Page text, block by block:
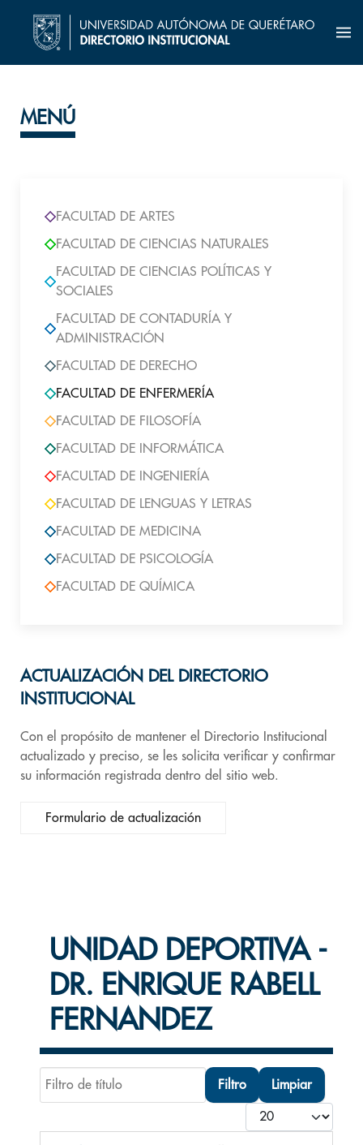
MENÚ
FACULTAD DE ARTES
FACULTAD DE CIENCIAS NATURALES
FACULTAD DE CIENCIAS POLÍTICAS Y
SOCIALES
FACULTAD DE CONTADURÍA Y
ADMINISTRACIÓN
FACULTAD DE DERECHO
FACULTAD DE ENFERMERÍA
FACULTAD DE FILOSOFÍA
FACULTAD DE INFORMÁTICA
FACULTAD DE INGENIERÍA
FACULTAD DE LENGUAS Y LETRAS
FACULTAD DE MEDICINA
FACULTAD DE PSICOLOGÍA
FACULTAD DE QUÍMICA
ACTUALIZACIÓN DEL DIRECTORIO
INSTITUCIONAL
Con el propósito de mantener el Directorio Institucional
actualizado y preciso, se les solicita verificar y confirmar
su información registrada dentro del sitio web.
Formulario de actualización
UNIDAD DEPORTIVA -
DR. ENRIQUE RABELL
FERNANDEZ
Filtro de título
Filtro Limpiar
Cantidad